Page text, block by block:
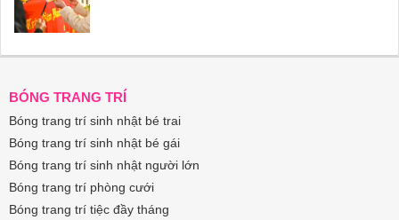
BÓNG TRANG TRÍ
Bóng trang trí sinh nhật bé trai
Bóng trang trí sinh nhật bé gái
Bóng trang trí sinh nhật người lớn
Bóng trang trí phòng cưới
Bóng trang trí tiệc đầy tháng